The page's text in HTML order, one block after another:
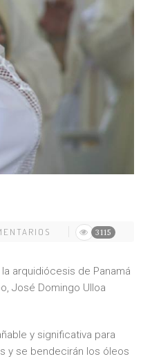
3115
arquidiócesis de Panamá
José Domingo Ulloa
y significativa para
y se bendecirán los óleos